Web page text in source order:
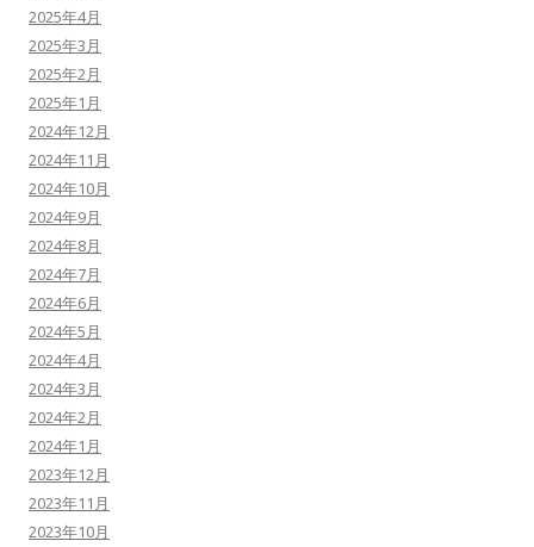
2025年4月
2025年3月
2025年2月
2025年1月
2024年12月
2024年11月
2024年10月
2024年9月
2024年8月
2024年7月
2024年6月
2024年5月
2024年4月
2024年3月
2024年2月
2024年1月
2023年12月
2023年11月
2023年10月